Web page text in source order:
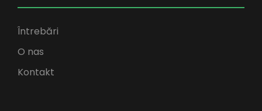
Întrebări
O nas
Kontakt